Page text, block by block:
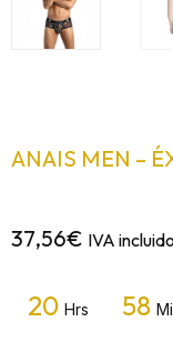
ANAIS MEN –
37,56€ IVA incluido
20 Hrs 58